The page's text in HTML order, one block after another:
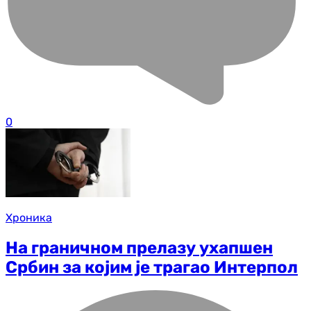
0
Хроника
На граничном прелазу ухапшен
Србин за којим је трагао Интерпол